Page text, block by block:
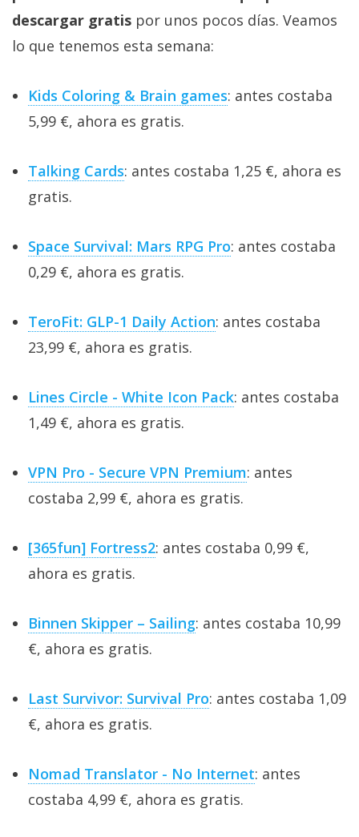
descargar gratis por unos pocos días. Veamos
lo que tenemos esta semana:
Kids Coloring & Brain games: antes costaba
5,99 €, ahora es gratis.
Talking Cards: antes costaba 1,25 €, ahora es
gratis.
Space Survival: Mars RPG Pro: antes costaba
0,29 €, ahora es gratis.
TeroFit: GLP-1 Daily Action: antes costaba
23,99 €, ahora es gratis.
Lines Circle - White Icon Pack: antes costaba
1,49 €, ahora es gratis.
VPN Pro - Secure VPN Premium: antes
costaba 2,99 €, ahora es gratis.
[365fun] Fortress2: antes costaba 0,99 €,
ahora es gratis.
Binnen Skipper – Sailing: antes costaba 10,99
€, ahora es gratis.
Last Survivor: Survival Pro: antes costaba 1,09
€, ahora es gratis.
Nomad Translator - No Internet: antes
costaba 4,99 €, ahora es gratis.